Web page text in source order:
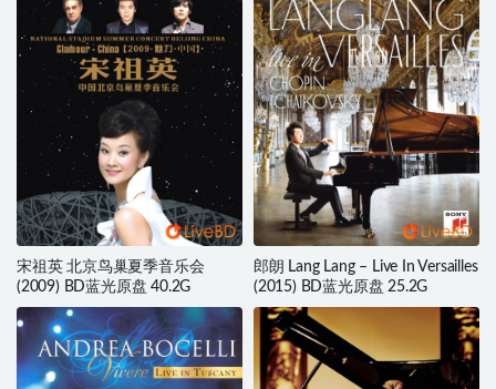
宋祖英 北京鸟巢夏季音乐会
(2009) BD蓝光原盘 40.2G
郎朗 Lang Lang – Live In Versailles
(2015) BD蓝光原盘 25.2G